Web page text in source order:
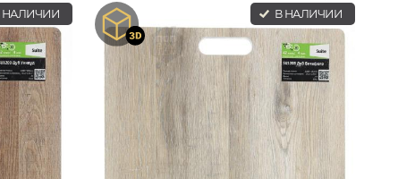
НАЛИЧИИ В НАЛИЧИИ